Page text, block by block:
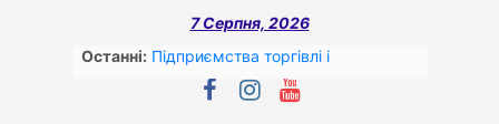
7 Серпня, 2026
Останні: Підприємства торгівлі і
переробної промисловості –
лідери сплати податків за перший